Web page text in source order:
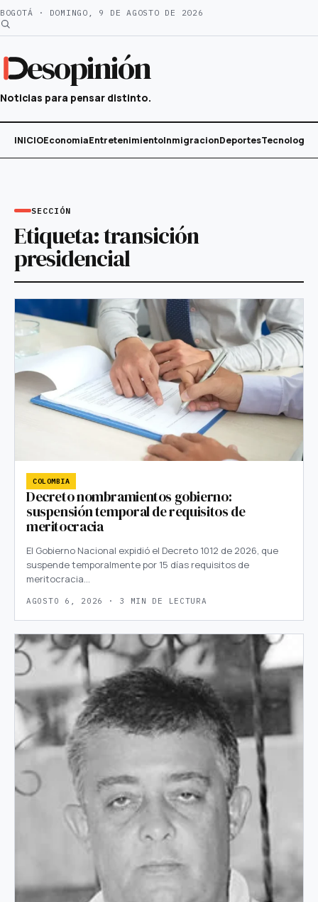
Saltar
al
BOGOTÁ · DOMINGO, 9 DE AGOSTO DE 2026
esopinión
Noticias para pensar distinto.
INICIOEconomiaEntretenimientoInmigracionDeportesTecnología
SECCIÓN
Etiqueta:transición
presidencial
COLOMBIA
Decreto nombramientos gobierno:
suspensión temporal de requisitos de
meritocracia
El Gobierno Nacional expidió el Decreto 1012 de 2026, que
suspende temporalmente por 15 días requisitos de
meritocracia…
AGOSTO 6, 2026 · 3 MIN DE LECTURA